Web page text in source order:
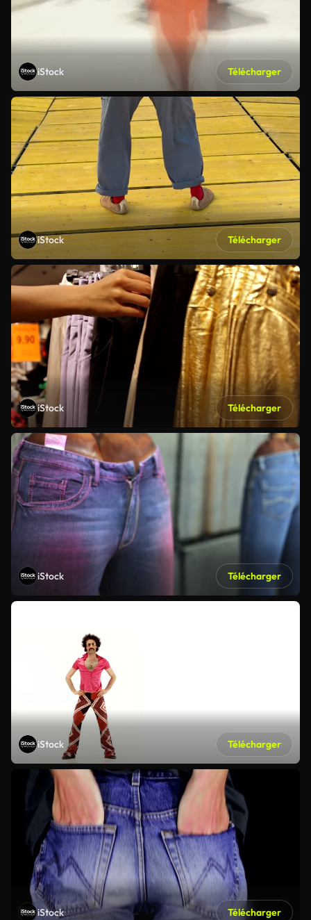
iStock Télécharger
iStock Télécharger
iStock Télécharger
iStock Télécharger
iStock Télécharger
iStock Télécharger